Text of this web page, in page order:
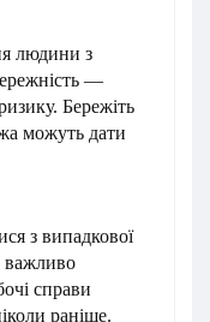
людини з
—
Бережіть
можуть дати
з випадкової
важливо
справи
раніше.